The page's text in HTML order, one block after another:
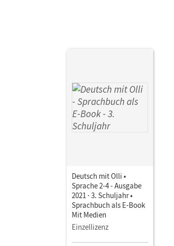
Deutsch mit Olli •
Sprache 2-4 - Ausgabe
2021 · 3. Schuljahr •
Sprachbuch als E-Book
Mit Medien
Einzellizenz